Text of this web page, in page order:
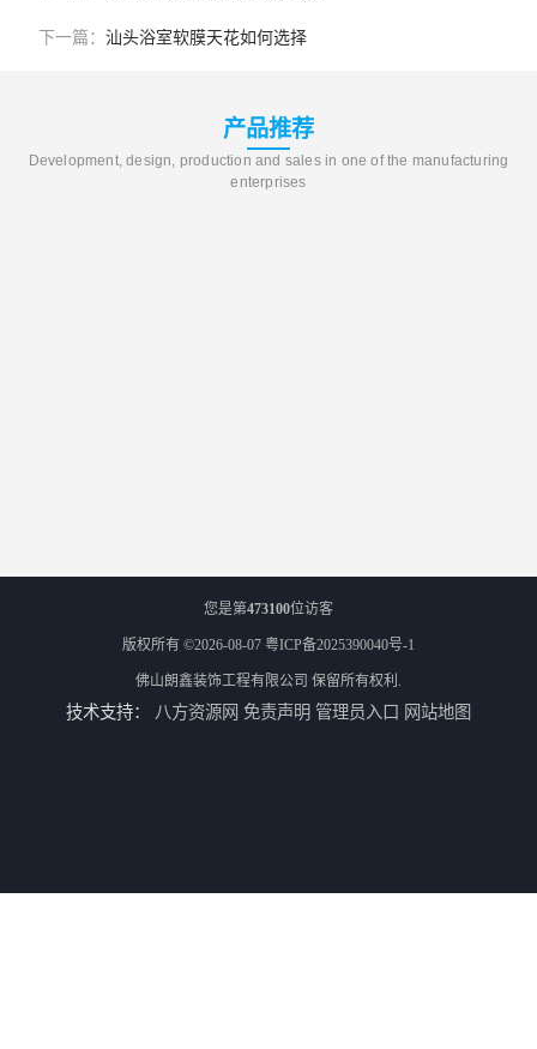
下一篇： 汕头浴室软膜天花如何选择
产品推荐
Development, design, production and sales in one of the manufacturing
enterprises
您是第473100位访客
版权所有 ©2026-08-07 粤ICP备2025390040号-1
佛山朗鑫装饰工程有限公司 保留所有权利.
技术支持： 八方资源网 免责声明 管理员入口 网站地图